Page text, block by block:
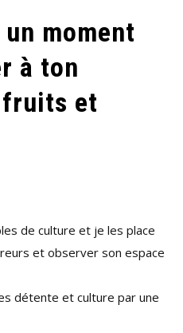
moment
à ton
fruits et
de culture et je les place
et observer son espace
détente et culture par une